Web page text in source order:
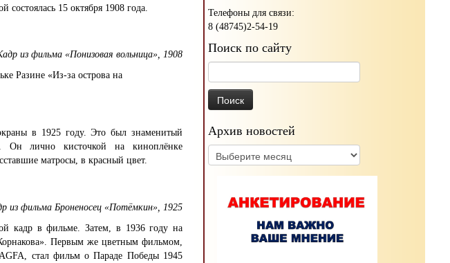
состоялась 15 октября 1908 года.
из фильма «Понизовая вольница», 1908
Разине «Из-за острова на
в 1925 году. Это был знаменитый
Он лично кисточкой на киноплёнке
матросы, в красный цвет.
из фильма Броненосец «Потёмкин», 1925
кадр в фильме. Затем, в 1936 году на
Первым же цветным фильмом,
стал фильм о Параде Победы 1945
Телефоны для связи:
8 (48745)2-54-19
Поиск по сайту
Архив новостей
Архив
новостей